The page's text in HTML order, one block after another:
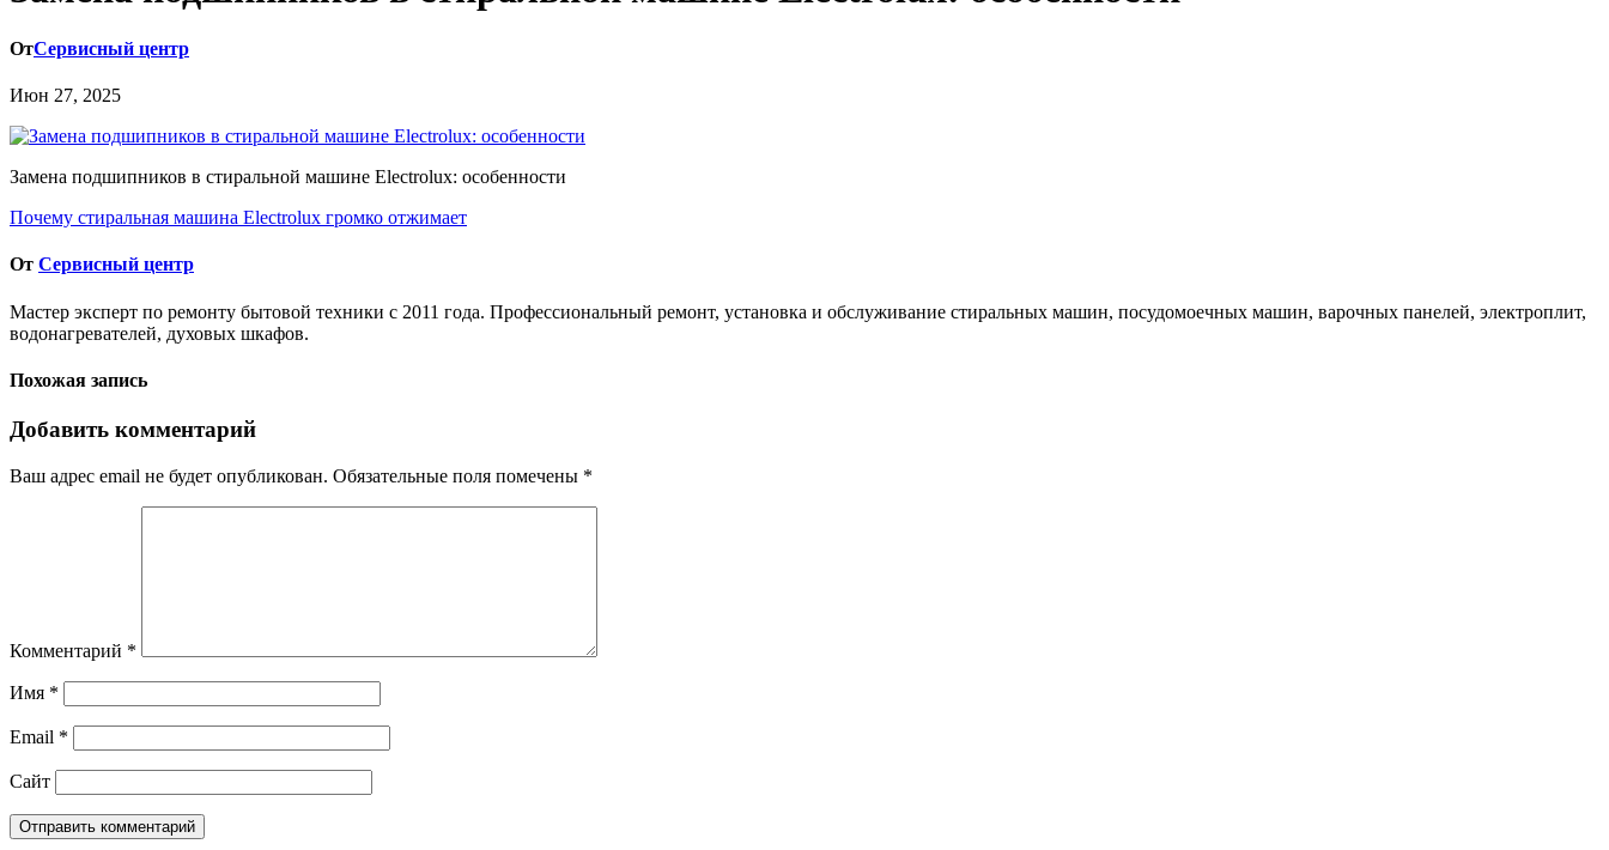
ОтСервисный центр
Июн 27, 2025
Замена подшипников в стиральной машине Electrolux: особенности
Навигация
по
Почему стиральная машина Electrolux громко отжимает
От Сервисный центр
Мастер эксперт по ремонту бытовой техники с 2011 года. Профессиональный ремонт, установка и обслуживание стиральных машин, посудомоечных машин, варочных панелей, электроплит,
водонагревателей, духовых шкафов.
Похожая запись
Добавить комментарий
Ваш адрес email не будет опубликован. Обязательные поля помечены *
Комментарий *
Имя *
Email *
Сайт